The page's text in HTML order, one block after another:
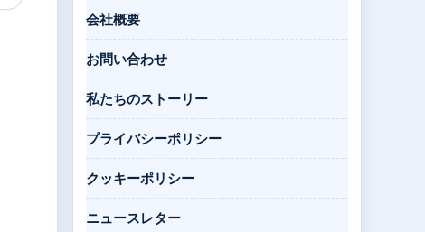
会社概要
お問い合わせ
私たちのストーリー
プライバシーポリシー
クッキーポリシー
ニュースレター